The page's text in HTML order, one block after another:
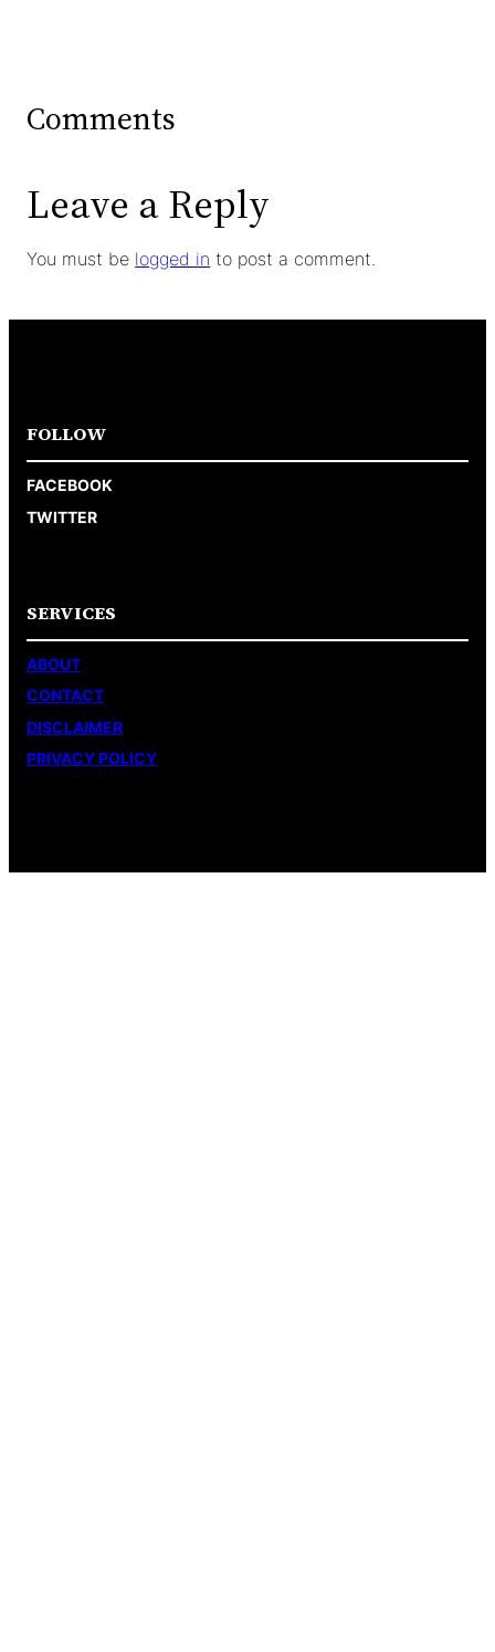
Comments
Leave a Reply
You must be logged in to post a comment.
FOLLOW
FACEBOOK
TWITTER
SERVICES
ABOUT
CONTACT
DISCLAIMER
PRIVACY POLICY